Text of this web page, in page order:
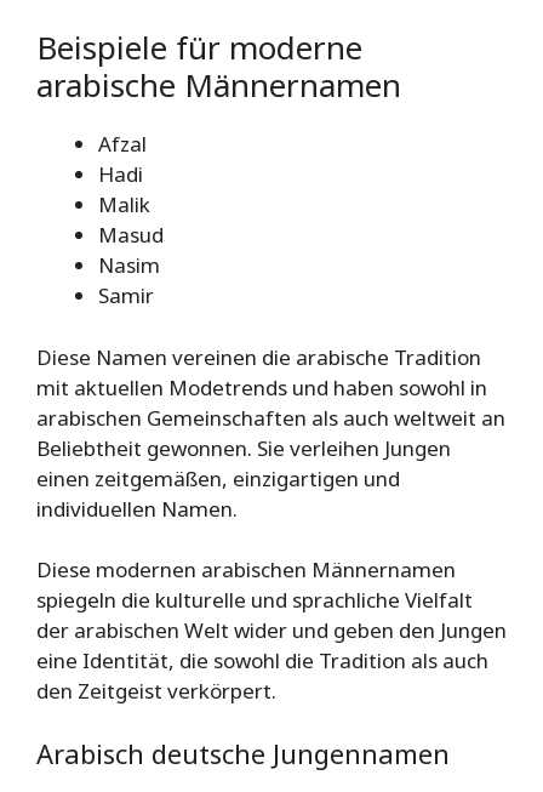
Beispiele für moderne
arabische Männernamen
Afzal
Hadi
Malik
Masud
Nasim
Samir
Diese Namen vereinen die arabische Tradition
mit aktuellen Modetrends und haben sowohl in
arabischen Gemeinschaften als auch weltweit an
Beliebtheit gewonnen. Sie verleihen Jungen
einen zeitgemäßen, einzigartigen und
individuellen Namen.
Diese modernen arabischen Männernamen
spiegeln die kulturelle und sprachliche Vielfalt
der arabischen Welt wider und geben den Jungen
eine Identität, die sowohl die Tradition als auch
den Zeitgeist verkörpert.
Arabisch deutsche Jungennamen